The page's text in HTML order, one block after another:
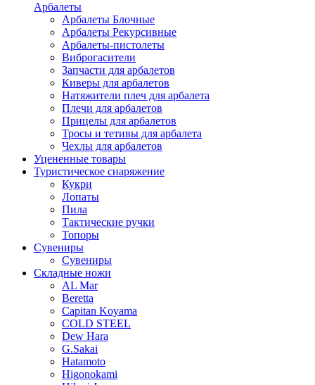
Арбалеты
Арбалеты Блочные
Арбалеты Рекурсивные
Арбалеты-пистолеты
Виброгасители
Запчасти для арбалетов
Киверы для арбалетов
Натяжители плеч для арбалета
Плечи для арбалетов
Прицелы для арбалетов
Тросы и тетивы для арбалета
Чехлы для арбалетов
Уцененные товары
Туристическое снаряжение
Кукри
Лопаты
Пила
Тактические ручки
Топоры
Сувениры
Сувениры
Складные ножи
AL Mar
Beretta
Capitan Koyama
COLD STEEL
Dew Hara
G.Sakai
Hatamoto
Higonokami